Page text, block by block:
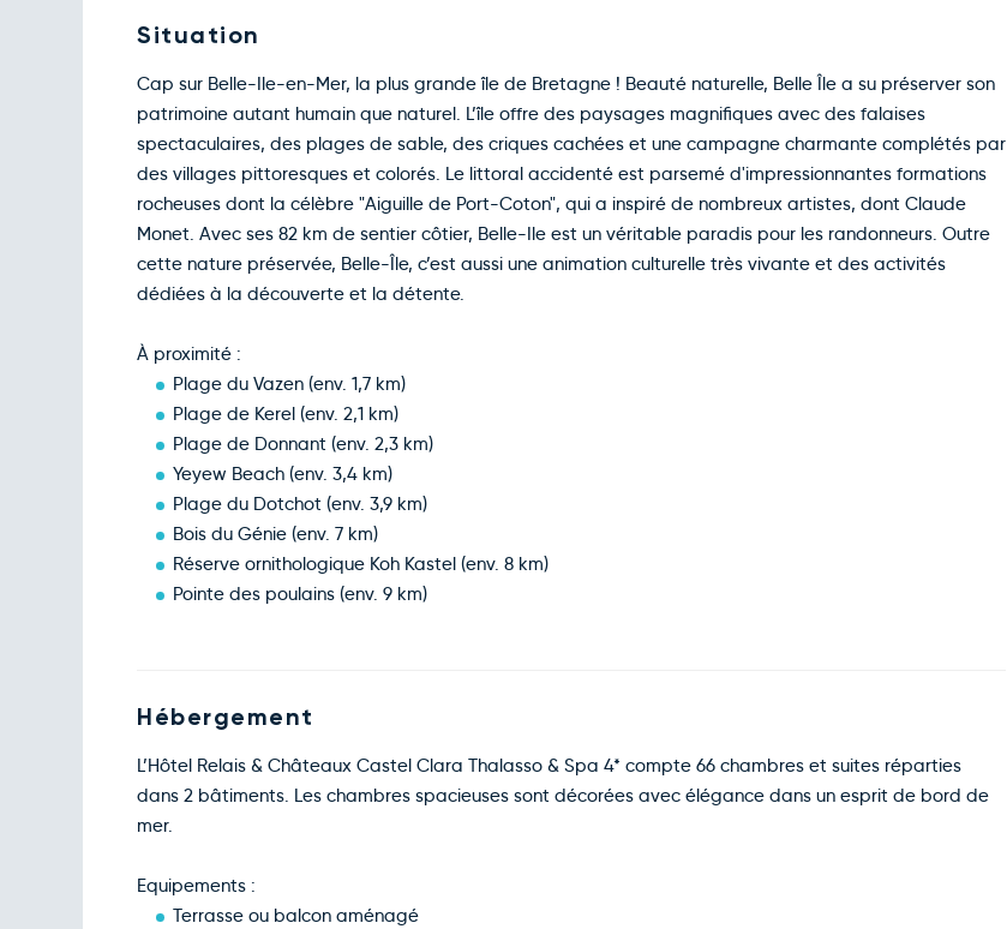
Situation
Cap sur Belle-Ile-en-Mer, la plus grande île de Bretagne ! Beauté naturelle, Belle Île a su préserver son
patrimoine autant humain que naturel. L’île offre des paysages magnifiques avec des falaises
spectaculaires, des plages de sable, des criques cachées et une campagne charmante complétés par
des villages pittoresques et colorés. Le littoral accidenté est parsemé d'impressionnantes formations
rocheuses dont la célèbre "Aiguille de Port-Coton", qui a inspiré de nombreux artistes, dont Claude
Monet. Avec ses 82 km de sentier côtier, Belle-Ile est un véritable paradis pour les randonneurs. Outre
cette nature préservée, Belle-Île, c’est aussi une animation culturelle très vivante et des activités
dédiées à la découverte et la détente.
À proximité :
Plage du Vazen (env. 1,7 km)
Plage de Kerel (env. 2,1 km)
Plage de Donnant (env. 2,3 km)
Yeyew Beach (env. 3,4 km)
Plage du Dotchot (env. 3,9 km)
Bois du Génie (env. 7 km)
Réserve ornithologique Koh Kastel (env. 8 km)
Pointe des poulains (env. 9 km)
Hébergement
L’Hôtel Relais & Châteaux Castel Clara Thalasso & Spa 4* compte 66 chambres et suites réparties
dans 2 bâtiments. Les chambres spacieuses sont décorées avec élégance dans un esprit de bord de
mer.
Equipements :
Terrasse ou balcon aménagé